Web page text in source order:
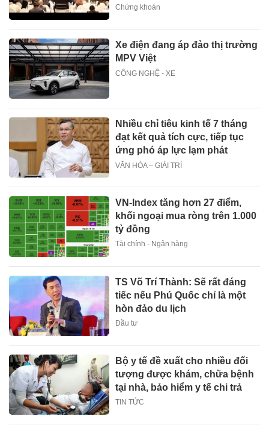
Chứng khoán
Xe điện đang áp đảo thị trường
MPV Việt
CÔNG NGHỆ - XE
Nhiều chỉ tiêu kinh tế 7 tháng
đạt kết quả tích cực, tiếp tục
ứng phó áp lực lạm phát
VĂN HÓA – GIẢI TRÍ
VN-Index tăng hơn 27 điểm,
khối ngoại mua ròng trên 1.000
tỷ đồng
Tài chính - Ngân hàng
TS Võ Trí Thành: Sẽ rất đáng
tiếc nếu Phú Quốc chỉ là một
hòn đảo du lịch
Đầu tư
Bộ y tế đề xuất cho nhiều đối
tượng được khám, chữa bệnh
tại nhà, bảo hiểm y tế chi trả
TIN TỨC